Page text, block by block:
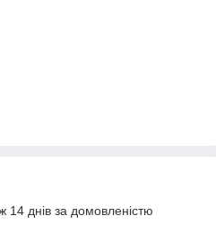
днів за домовленістю